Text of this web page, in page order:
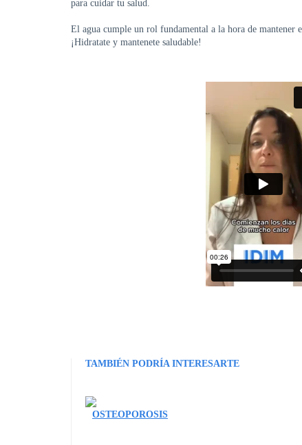
para cuidar tu salud.
El agua cumple un rol fundamental a la hora de mantener
¡Hidratate y mantenete saludable!
TAMBIÉN PODRÍA INTERESARTE
OSTEOPOROSIS